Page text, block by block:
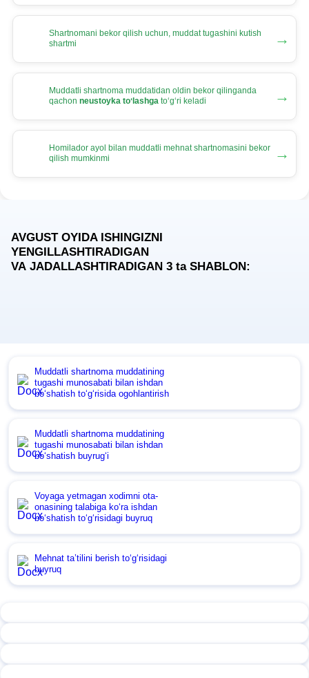
Shartnomani bekor qilish uchun, muddat tugashini kutish
shartmi
→
Muddatli shartnoma muddatidan oldin bekor qilinganda
qachon neustoyka toʻlashga toʻgʻri keladi →
Homilador ayol bilan muddatli mehnat shartnomasini bekor
qilish mumkinmi
→
AVGUST OYIDA ISHINGIZNI
YENGILLASHTIRADIGAN
VA JADALLASHTIRADIGAN 3 taSHABLON:
Muddatli shartnoma muddatining
tugashi munosabati bilan ishdan
boʻshatish toʻgʻrisida ogohlantirish
Muddatli shartnoma muddatining
tugashi munosabati bilan ishdan
boʻshatish buyrugʻi
Voyaga yetmagan хodimni ota-
onasining talabiga koʻra ishdan
boʻshatish toʻgʻrisidagi buyruq
Mehnat ta’tilini berish toʻgʻrisidagi
buyruq